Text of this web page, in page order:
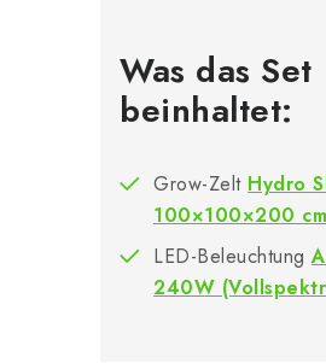
Was das Set
beinhaltet:
Grow-Zelt Hydro
100×100×200 cm
LED-Beleuchtung
240W